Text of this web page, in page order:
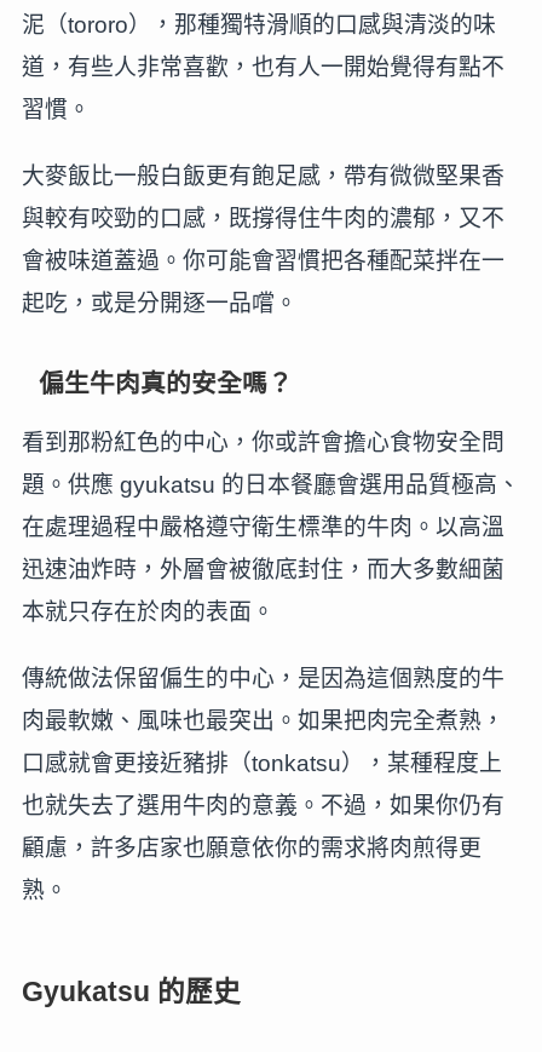
泥（tororo），那種獨特滑順的口感與清淡的味
道，有些人非常喜歡，也有人一開始覺得有點不
習慣。
大麥飯比一般白飯更有飽足感，帶有微微堅果香
與較有咬勁的口感，既撐得住牛肉的濃郁，又不
會被味道蓋過。你可能會習慣把各種配菜拌在一
起吃，或是分開逐一品嚐。
偏生牛肉真的安全嗎？
看到那粉紅色的中心，你或許會擔心食物安全問
題。供應 gyukatsu 的日本餐廳會選用品質極高、
在處理過程中嚴格遵守衛生標準的牛肉。以高溫
迅速油炸時，外層會被徹底封住，而大多數細菌
本就只存在於肉的表面。
傳統做法保留偏生的中心，是因為這個熟度的牛
肉最軟嫩、風味也最突出。如果把肉完全煮熟，
口感就會更接近豬排（tonkatsu），某種程度上
也就失去了選用牛肉的意義。不過，如果你仍有
顧慮，許多店家也願意依你的需求將肉煎得更
熟。
Gyukatsu 的歷史